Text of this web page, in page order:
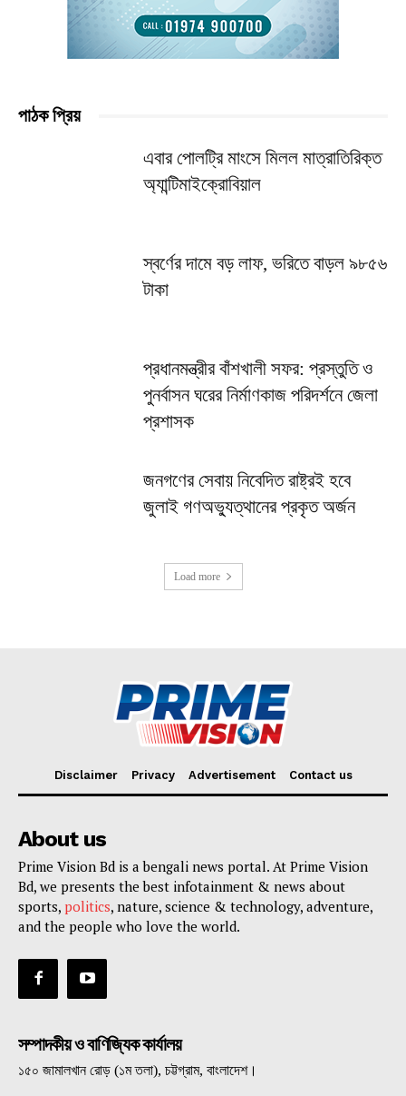
পাঠক প্রিয়
এবার পোলট্রি মাংসে মিলল মাত্রাতিরিক্ত
অ্যান্টিমাইক্রোবিয়াল
স্বর্ণের দামে বড় লাফ, ভরিতে বাড়ল ৯৮৫৬
টাকা
প্রধানমন্ত্রীর বাঁশখালী সফর: প্রস্তুতি ও
পুনর্বাসন ঘরের নির্মাণকাজ পরিদর্শনে জেলা
প্রশাসক
জনগণের সেবায় নিবেদিত রাষ্ট্রই হবে
জুলাই গণঅভ্যুত্থানের প্রকৃত অর্জন
Load more
Disclaimer Privacy Advertisement Contact us
About us
Prime Vision Bd is a bengali news portal. At Prime Vision
Bd, we presents the best infotainment & news about
sports, politics, nature, science & technology, adventure,
and the people who love the world.
সম্পাদকীয় ও বাণিজ্যিক কার্যালয়
১৫০ জামালখান রোড় (১ম তলা), চট্টগ্রাম, বাংলাদেশ।